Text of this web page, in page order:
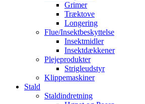
Grimer
Træktove
Longering
Flue/Insektbeskyttelse
Insektmidler
Insektdækkener
Plejeprodukter
Strigleudstyr
Klippemaskiner
Stald
Staldindretning